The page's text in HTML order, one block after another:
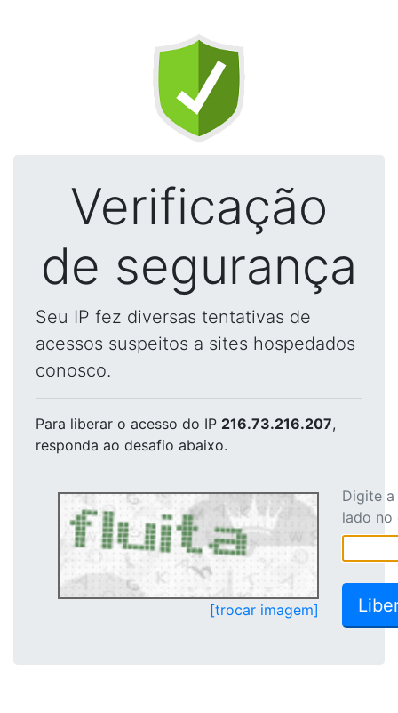
Verificação
de segurança
Seu IP fez diversas tentativas de
acessos suspeitos a sites hospedados
conosco.
Para liberar o acesso do IP 216.73.216.207,
responda ao desafio abaixo.
[trocar imagem]
Digite
lado no